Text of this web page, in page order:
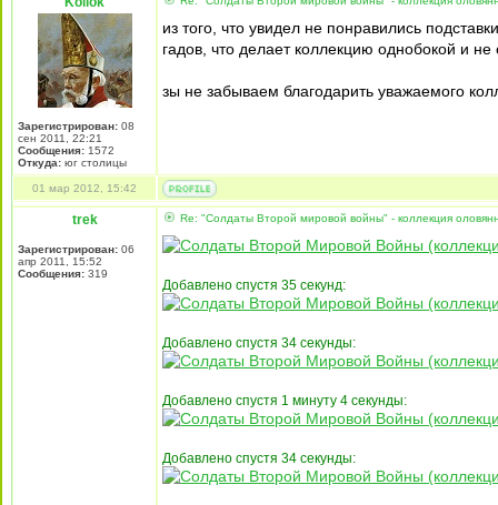
Зарегистрирован: 08
сен 2011, 22:21
Сообщения: 1572
Откуда: юг столицы
из того, что увидел не понравились
гадов, что делает коллекцию однобокой и
зы не забываем благодарить уважаемого
01 мар 2012, 15:42
trek
Зарегистрирован: 06
апр 2011, 15:52
Сообщения: 319
Re: "Солдаты Второй мировой войны" - коллекция
Добавлено спустя 35 секунд:
Добавлено спустя 34 секунды:
Добавлено спустя 1 минуту 4 секунды:
Добавлено спустя 34 секунды: